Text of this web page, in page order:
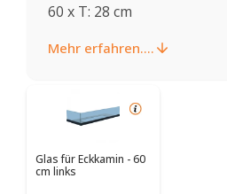
60 x T: 28 cm
Mehr erfahren....
Glas für Eckkamin - 60
cm links